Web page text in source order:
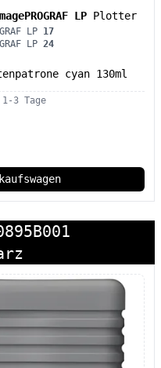
LP Plotter
LP 17
LP 24
cyan 130ml
3 Tage